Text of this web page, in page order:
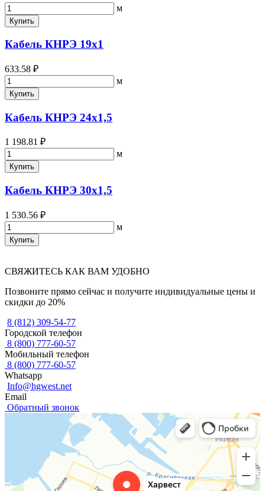
м
Купить
Кабель КНРЭ 19х1
633.58 ₽
м
Купить
Кабель КНРЭ 24х1,5
1 198.81 ₽
м
Купить
Кабель КНРЭ 30х1,5
1 530.56 ₽
м
Купить
СВЯЖИТЕСЬ КАК ВАМ УДОБНО
Позвоните прямо сейчас и получите индивидуальные цены и
скидки до 20%
8 (812) 309-54-77
Городской телефон
8 (800) 777-60-57
Мобильный телефон
8 (800) 777-60-57
Whatsapp
Info@hgwest.net
Email
Обратный звонок